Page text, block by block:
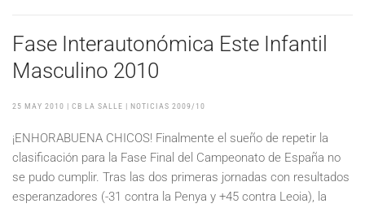
Fase Interautonómica Este Infantil
Masculino 2010
25 MAY 2010 | CB LA SALLE | NOTICIAS 2009/10
¡ENHORABUENA CHICOS! Finalmente el sueño de repetir la
clasificación para la Fase Final del Campeonato de España no
se pudo cumplir. Tras las dos primeras jornadas con resultados
esperanzadores (-31 contra la Penya y +45 contra Leoia), la